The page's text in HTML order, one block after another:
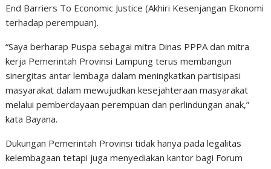
End Barriers To Economic Justice (Akhiri Kesenjangan Ekonomi
terhadap perempuan).
“Saya berharap Puspa sebagai mitra Dinas PPPA dan mitra
kerja Pemerintah Provinsi Lampung terus membangun
sinergitas antar lembaga dalam meningkatkan partisipasi
masyarakat dalam mewujudkan kesejahteraan masyarakat
melalui pemberdayaan perempuan dan perlindungan anak,”
kata Bayana.
Dukungan Pemerintah Provinsi tidak hanya pada legalitas
kelembagaan tetapi juga menyediakan kantor bagi Forum